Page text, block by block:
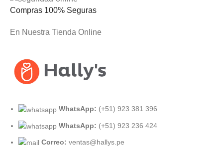
Compras 100% Seguras
En Nuestra Tienda Online
WhatsApp: (+51) 923 381 396
WhatsApp: (+51) 923 236 424
Correo: ventas@hallys.pe